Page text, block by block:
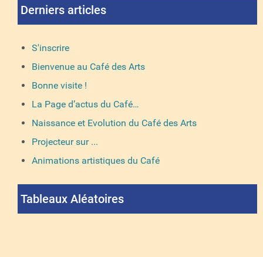
Derniers articles
S'inscrire
Bienvenue au Café des Arts
Bonne visite !
La Page d’actus du Café…
Naissance et Evolution du Café des Arts
Projecteur sur ...
Animations artistiques du Café
Tableaux Aléatoires